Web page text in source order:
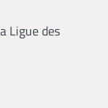
Ligue des